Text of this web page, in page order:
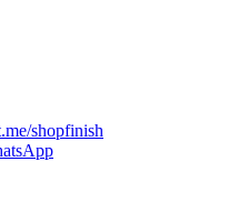
shopfinish